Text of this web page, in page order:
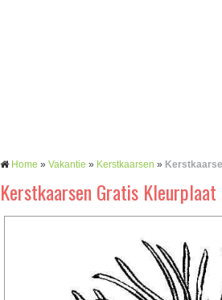
Home » Vakantie » Kerstkaarsen »
Kerstkaarsen Gratis Kleurplaat